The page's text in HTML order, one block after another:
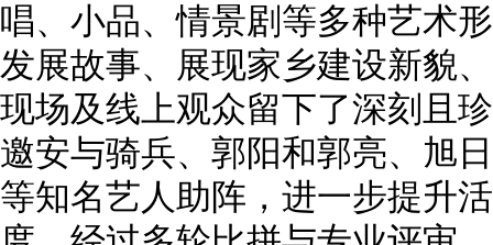
唱、小品、情景剧等多种艺术
发展故事、展现家乡建设新貌
现场及线上观众留下了深刻且
邀安与骑兵、郭阳和郭亮、旭
等知名艺人助阵，进一步提升